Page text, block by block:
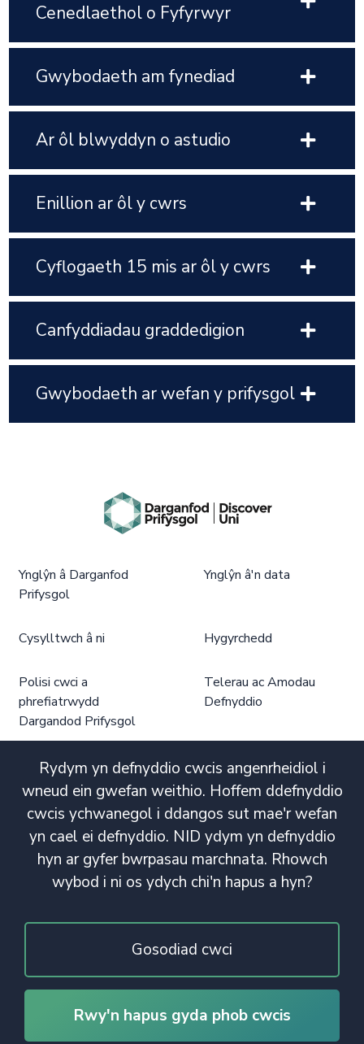
Cenedlaethol o Fyfyrwyr
Gwybodaeth am fynediad
Ar ôl blwyddyn o astudio
Enillion ar ôl y cwrs
Cyflogaeth 15 mis ar ôl y cwrs
Canfyddiadau graddedigion
Gwybodaeth ar wefan y prifysgol
Rydym yn defnyddio cwcis angenrheidiol i
wneud ein gwefan weithio. Hoffem ddefnyddio
cwcis ychwanegol i ddangos sut mae'r wefan
yn cael ei defnyddio. NID ydym yn defnyddio
hyn ar gyfer bwrpasau marchnata. Rhowch
wybod i ni os ydych chi'n hapus a hyn?
Gosodiad cwci
Rwy'n hapus gyda phob cwcis
Ynglŷn â Darganfod
Prifysgol
Ynglŷn â'n data
Cysylltwch â ni Hygyrchedd
Polisi cwci a
phrefiatrwydd
Dargandod Prifysgol
Telerau ac Amodau
Defnyddio
© Hawlfraint 2020. Cedwir Pob Hawl